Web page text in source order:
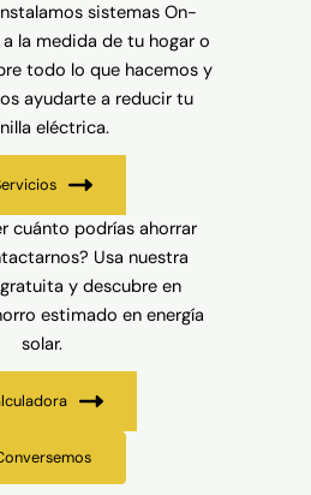
sistemas On-
la medida de tu hogar o
todo lo que hacemos y
ayudarte a reducir tu
eléctrica.
cuánto podrías ahorrar
Usa nuestra
y descubre en
estimado en energía
solar.